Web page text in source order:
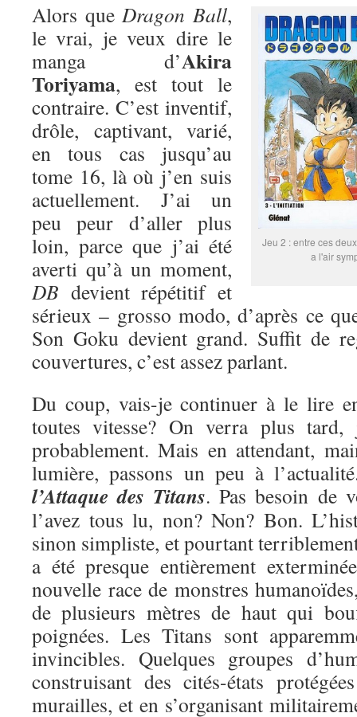
Jeu 2 : entre ces
a l'air
Alors queDragon Ball,
le vrai, je veux dire le
manga d’Akira
Toriyama, est tout le
contraire. C’est inventif,
drôle, captivant, varié,
en tous cas jusqu’au
tome 16, là où j’en suis
actuellement. J’ai un
peu peur d’aller plus
loin, parce que j’ai été
averti qu’à un moment,
DB devient répétitif et
sérieux – grosso modo, d’après ce
Son Goku devient grand. Suffit de
couvertures, c’est assez parlant.
Du coup, vais-je continuer à le lire
toutes vitesse? On verra plus
probablement. Mais en attendant,
lumière, passons un peu à
l’Attaque des Titans. Pas besoin de
l’avez tous lu, non? Non? Bon.
sinon simpliste, et pourtant
a été presque entièrement
nouvelle race de monstres
de plusieurs mètres de haut qui
poignées. Les Titans sont
invincibles. Quelques groupes
construisant des cités-états
murailles, et en s’organisant